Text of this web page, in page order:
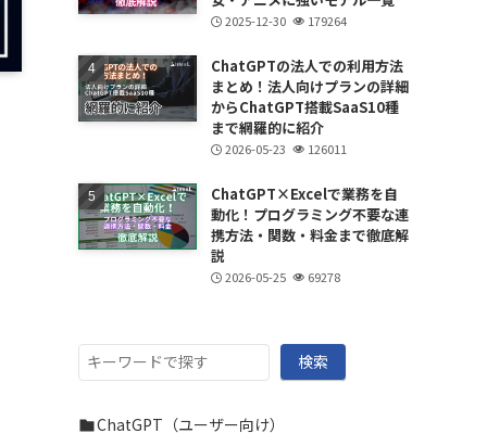
2025-12-30 179264
ChatGPTの法人での利用方法
まとめ！法人向けプランの詳細
からChatGPT搭載SaaS10種
まで網羅的に紹介
2026-05-23 126011
ChatGPT×Excelで業務を自
動化！プログラミング不要な連
携方法・関数・料金まで徹底解
説
2026-05-25 69278
検
索
検索
ChatGPT（ユーザー向け）